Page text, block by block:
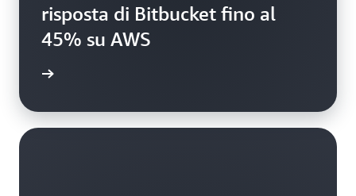
risposta di Bitbucket fino al
45% su AWS